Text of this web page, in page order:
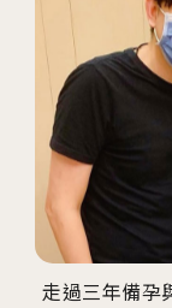
走過三年備孕